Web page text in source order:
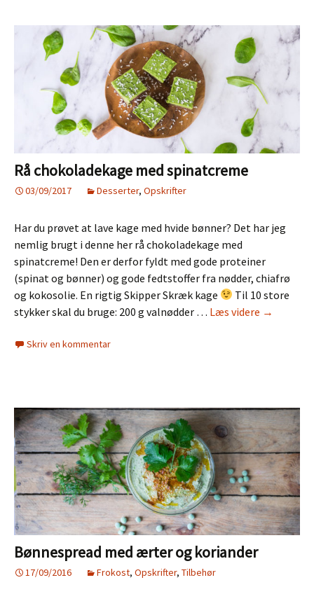
Rå chokoladekage med spinatcreme
03/09/2017 Desserter, Opskrifter
Har du prøvet at lave kage med hvide bønner? Det har jeg
nemlig brugt i denne her rå chokoladekage med
spinatcreme! Den er derfor fyldt med gode proteiner
(spinat og bønner) og gode fedtstoffer fra nødder, chiafrø
og kokosolie. En rigtig Skipper Skræk kage
Til 10 store
stykker skal du bruge: 200 g valnødder … Læs videre Rå
→
Skriv en kommentar
Bønnespread med ærter og koriander
17/09/2016 Frokost, Opskrifter, Tilbehør